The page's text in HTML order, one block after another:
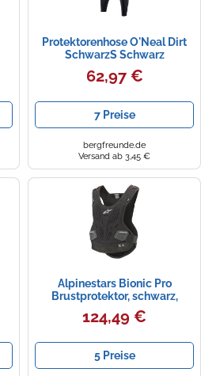
Protektorenhose O'Neal Dirt
SchwarzS Schwarz
62,97 €
7 Preise
bergfreunde.de
Versand ab 3,45 €
Alpinestars Bionic Pro
Brustprotektor, schwarz,
Größe XXL
124,49 €
5 Preise